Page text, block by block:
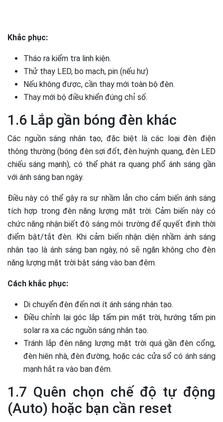
Khắc phục:
Tháo ra kiểm tra linh kiện.
Thử thay LED, bo mạch, pin (nếu hư)
Nếu không được, cần thay mới toàn bộ đèn.
Thay mới bộ điều khiển đúng chỉ số.
1.6 Lắp gần bóng đèn khác
Các nguồn sáng nhân tạo, đặc biệt là các loại đèn điện
thông thường (bóng đèn sợi đốt, đèn huỳnh quang, đèn LED
chiếu sáng mạnh), có thể phát ra quang phổ ánh sáng gần
với ánh sáng ban ngày.
Điều này có thể gây ra sự nhầm lẫn cho cảm biến ánh sáng
tích hợp trong đèn năng lượng mặt trời. Cảm biến này có
chức năng nhận biết độ sáng môi trường để quyết định thời
điểm bật/tắt đèn. Khi cảm biến nhận diện nhầm ánh sáng
nhân tạo là ánh sáng ban ngày, nó sẽ ngăn không cho đèn
năng lượng mặt trời bật sáng vào ban đêm.
Cách khắc phục:
Di chuyển đèn đến nơi ít ánh sáng nhân tạo.
Điều chỉnh lại góc lắp tấm pin mặt trời, hướng tấm pin
solar ra xa các nguồn sáng nhân tạo.
Tránh lắp đèn năng lượng mặt trời quá gần đèn cổng,
đèn hiên nhà, đèn đường, hoặc các cửa sổ có ánh sáng
mạnh hắt ra vào ban đêm.
1.7 Quên chọn chế độ tự động
(Auto) hoặc bạn cần reset